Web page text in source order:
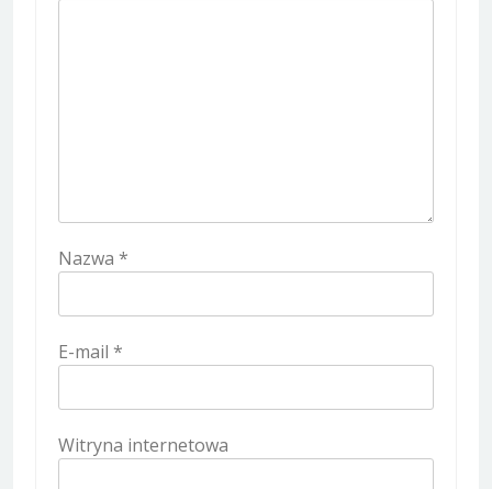
Nazwa *
E-mail *
Witryna internetowa